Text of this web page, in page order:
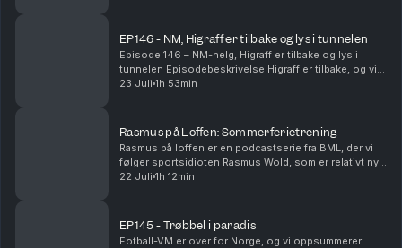
EP146 - NM, Higraff er tilbake og lys i tunnelen
Episode 146 – NM-helg, Higraff er tilbake og lys i
tunnelen Episodebeskrivelse Higraff er tilbake, og vi
er klare med en ny episode! Kristian tilbringer enda en
23 Juli 1h 53min
Rasmus på Loffen: Sommerferietrening
Rasmus på loffen er en podcastserie fra BML, der vi
følger sportsidioten Rasmus Wold, som er relativt ny i
løpegamet. I denne episoden snakker Rasmus og
22 Juli 1h 12min
EP145 - Trøbbel i paradis
Fotball-VM er over for Norge, og vi oppsummerer